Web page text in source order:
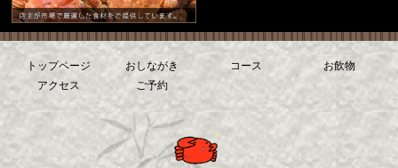
トップページ おしながき コース
お飲物
アクセス
ご予約